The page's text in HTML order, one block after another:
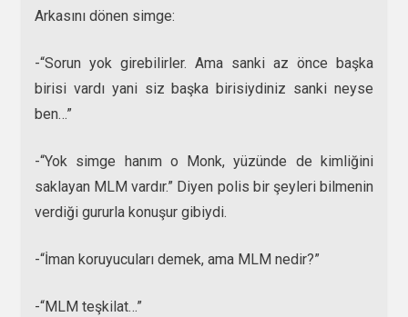
Arkasını dönen simge:
-“Sorun yok girebilirler. Ama sanki az önce başka
birisi vardı yani siz başka birisiydiniz sanki neyse
ben…”
-“Yok simge hanım o Monk, yüzünde de kimliğini
saklayan MLM vardır.” Diyen polis bir şeyleri bilmenin
verdiği gururla konuşur gibiydi.
-“İman koruyucuları demek, ama MLM nedir?”
-“MLM teşkilat…”